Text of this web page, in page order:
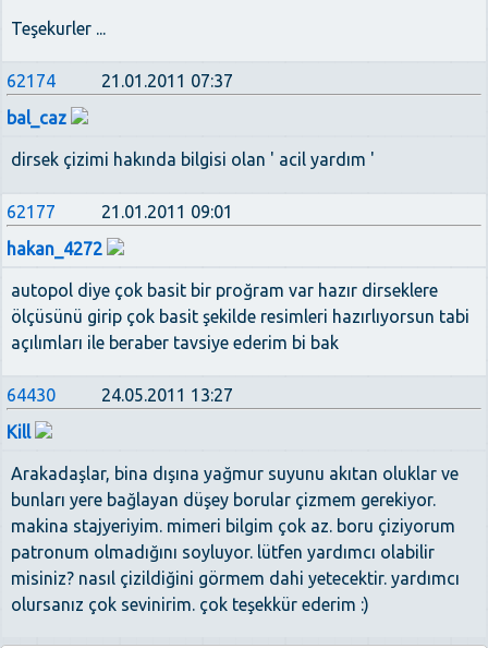
Teşekurler ...
62174
21.01.2011 07:37
bal_caz
dirsek çizimi hakında bilgisi olan ' acil yardım '
62177
21.01.2011 09:01
hakan_4272
autopol diye çok basit bir proğram var hazır dirseklere
ölçüsünü girip çok basit şekilde resimleri hazırlıyorsun tabi
açılımları ile beraber tavsiye ederim bi bak
64430
24.05.2011 13:27
Kill
Arakadaşlar, bina dışına yağmur suyunu akıtan oluklar ve
bunları yere bağlayan düşey borular çizmem gerekiyor.
makina stajyeriyim. mimeri bilgim çok az. boru çiziyorum
patronum olmadığını soyluyor. lütfen yardımcı olabilir
misiniz? nasıl çizildiğini görmem dahi yetecektir. yardımcı
olursanız çok sevinirim. çok teşekkür ederim :)